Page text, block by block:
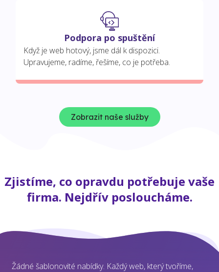
Podpora po spuštění
Když je web hotový, jsme dál k dispozici.
Upravujeme, radíme, řešíme, co je potřeba.
Zobrazit naše služby
Zjistíme, co opravdu potřebuje vaše
firma. Nejdřív posloucháme.
Žádné šablonovité nabídky. Každý web, který tvoříme,